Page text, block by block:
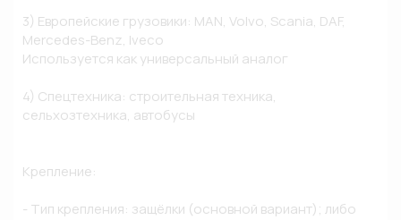
3) Европейские грузовики: MAN, Volvo, Scania, DAF,
Mercedes-Benz, Iveco
Используется как универсальный аналог
4) Спецтехника: строительная техника,
сельхозтехника, автобусы
Крепление:
- Тип крепления: защёлки (основной вариант); либо